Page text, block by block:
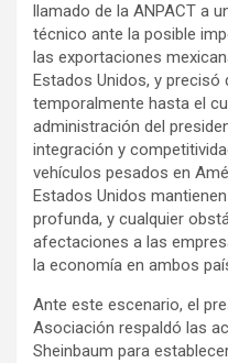
llamado de la ANPACT a
técnico ante la posible
las exportaciones
Estados Unidos, y precisó
temporalmente hasta el
administración del
integración y
vehículos pesados en
Estados Unidos
profunda, y cualquier
afectaciones a las
la economía en ambos
Ante este escenario, el
Asociación respaldó las
Sheinbaum para